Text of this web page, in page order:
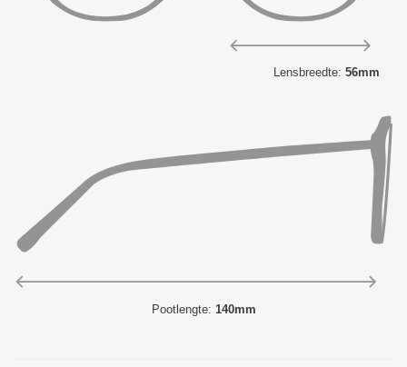
Lensbreedte: 56mm
Pootlengte: 140mm